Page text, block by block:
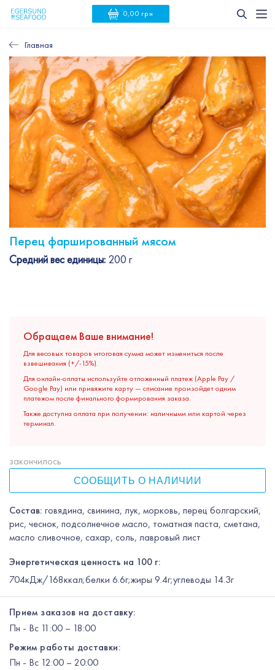
0,00 грн
Главная
Перец фаршированный мясом
Средний вес единицы: 200 г
Обращаем Ваше внимание!
Для весовых товаров итоговая сумма может измениться после
взвешивания (+/-15%).
Для онлайн-оплаты используйте отложенный платеж (Apple Pay /
Google Pay) или привяжите карту — списание произойдет одним
платежом после финального формирования заказа.
Также доступна оплата при получении: наличными или картой через
терминал.
Состав: говядина, свинина, лук, морковь, перец болгарский,
рис, чеснок, подсолнечное масло, томатная паста, сметана,
масло сливочное, сахар, соль, лавровый лист
Энергетическая ценность на 100 г:
704кДж/168ккал;белки 6.6г;жиры 9.4г;углеводы 14.3г
закончилось
СООБЩИТЬ О НАЛИЧИИ
Прием заказов на доставку:
Пн - Вс 11:00 – 18:00
Режим работы доставки:
Пн - Вс 12:00 – 20:00